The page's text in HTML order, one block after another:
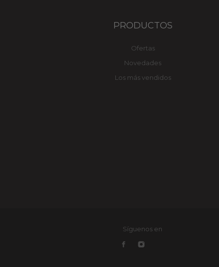
PRODUCTOS
Ofertas
Novedades
Los más vendidos
Síguenos en